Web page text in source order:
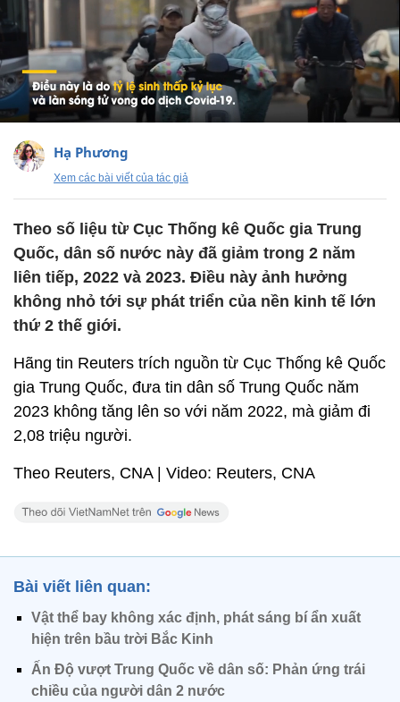
Hạ Phương
Xem các bài viết của tác giả
Theo số liệu từ Cục Thống kê Quốc gia Trung
Quốc, dân số nước này đã giảm trong 2 năm
liên tiếp, 2022 và 2023. Điều này ảnh hưởng
không nhỏ tới sự phát triển của nền kinh tế lớn
thứ 2 thế giới.
Hãng tin Reuters trích nguồn từ Cục Thống kê Quốc
gia Trung Quốc, đưa tin dân số Trung Quốc năm
2023 không tăng lên so với năm 2022, mà giảm đi
2,08 triệu người.
Theo Reuters, CNA | Video: Reuters, CNA
Bài viết liên quan:
Vật thể bay không xác định, phát sáng bí ẩn xuất
hiện trên bầu trời Bắc Kinh
Ấn Độ vượt Trung Quốc về dân số: Phản ứng trái
chiều của người dân 2 nước